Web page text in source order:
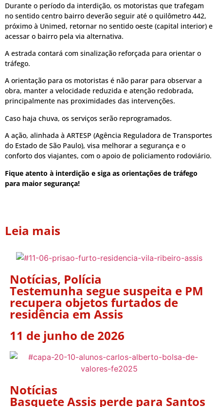
Durante o período da interdição, os motoristas que trafegam
no sentido centro bairro deverão seguir até o quilômetro 442,
próximo à Unimed, retornar no sentido oeste (capital interior) e
acessar o bairro pela via alternativa.
A estrada contará com sinalização reforçada para orientar o
tráfego.
A orientação para os motoristas é não parar para observar a
obra, manter a velocidade reduzida e atenção redobrada,
principalmente nas proximidades das intervenções.
Caso haja chuva, os serviços serão reprogramados.
A ação, alinhada à ARTESP (Agência Reguladora de Transportes
do Estado de São Paulo), visa melhorar a segurança e o
conforto dos viajantes, com o apoio de policiamento rodoviário.
Fique atento à interdição e siga as orientações de tráfego
para maior segurança!
Leia mais
Notícias, Polícia
Testemunha segue suspeita e PM
recupera objetos furtados de
residência em Assis
11 de junho de 2026
Notícias
Basquete Assis perde para Santos